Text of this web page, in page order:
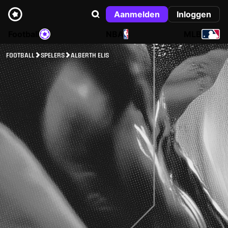
Aanmelden
Inloggen
NBA
FOOTBALL SPELERS ALBERTH ELIS